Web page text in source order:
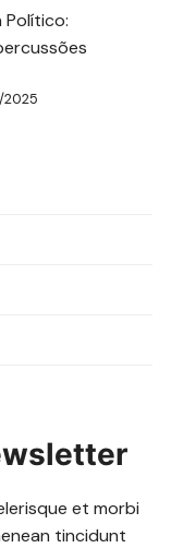
Político:
2025
et morbi
tincidunt